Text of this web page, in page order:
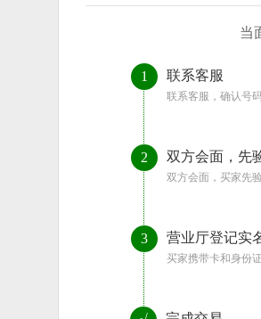
当
1 联系客服
联系客服，确认号
2 双方会面，先
双方会面，买家先
3 营业厅登记实
买家携带卡和身份